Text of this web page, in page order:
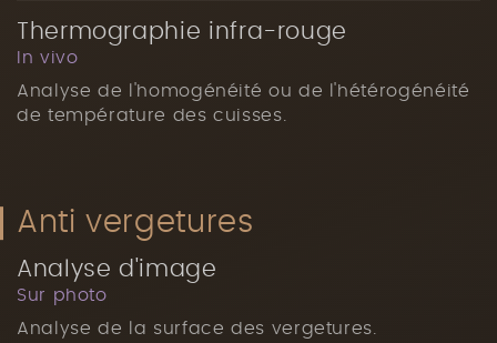
Thermographie infra-rouge
In vivo
Analyse de l'homogénéité ou de l'hétérogénéité
de température des cuisses.
Anti vergetures
Analyse d'image
Sur photo
Analyse de la surface des vergetures.